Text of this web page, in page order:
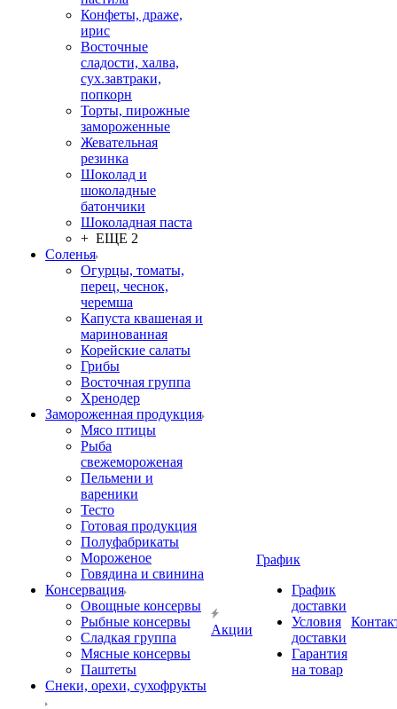
Конфеты, драже,
ирис
Восточные
сладости, халва,
сух.завтраки,
попкорн
Торты, пирожные
замороженные
Жевательная
резинка
Шоколад и
шоколадные
батончики
Шоколадная паста
+ ЕЩЕ 2
Соленья
Огурцы, томаты,
перец, чеснок,
черемша
Капуста квашеная и
маринованная
Корейские салаты
Грибы
Восточная группа
Хренодер
Замороженная продукция
Мясо птицы
Рыба
свежемороженая
Пельмени и
вареники
Тесто
Готовая продукция
Полуфабрикаты
Мороженое
Говядина и свинина
Консервация
Овощные консервы
Рыбные консервы
Сладкая группа
Мясные консервы
Паштеты
Снеки, орехи, сухофрукты
Акции
График
График
доставки
Условия
доставки
Гарантия
на товар